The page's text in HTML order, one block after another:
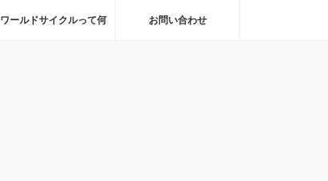
ワールドサイクルって何 お問い合わせ